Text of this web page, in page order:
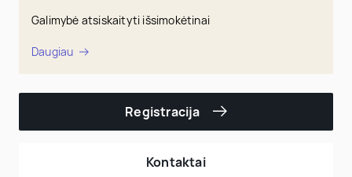
Galimybė atsiskaityti išsimokėtinai
Daugiau
Registracija
Kontaktai